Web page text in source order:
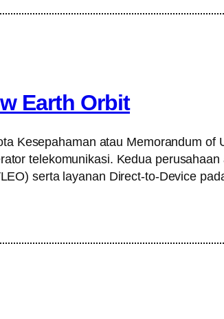
Earth Orbit
Kesepahaman atau Memorandum of
telekomunikasi. Kedua
serta layanan Direct-to-Device